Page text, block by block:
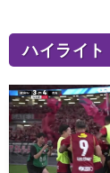
ハイライト